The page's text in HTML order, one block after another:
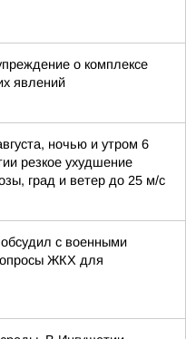
о комплексе
явлений
ночью и утром 6
резкое ухудшение
град и ветер до 25 м/с
с военными
ЖКХ для